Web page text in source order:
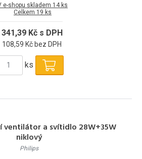
e-shopu skladem 14 ks
Celkem 19 ks
341,39 Kč s DPH
108,59 Kč bez DPH
ks
ventilátor a svítidlo 28W+35W
niklový
Philips